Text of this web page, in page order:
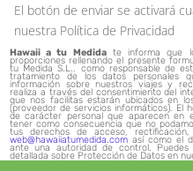
El botón de enviar se activará
nuestra Política de Privacidad
Hawaii a tu Medidate informa que
proporciones rellenando el presente
tu Medida S.L.. como responsable de
tratamiento de los datos personales
información sobre nuestros viajes y
realiza a través del consentimiento del
que nos facilitas estarán ubicados en
(proveedor de servicios informáticos). El
de carácter personal que aparecen en
tener como consecuencia que no
tus derechos de acceso,
web@hawaiiatumedida.com así como el
ante una autoridad de control.
detallada sobre Protección de Datos en